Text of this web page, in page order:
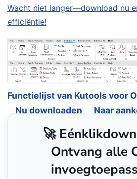
Wacht niet langer—download nu
efficiëntie!
Functielijst van Kutools voor
Nu downloaden
Naar
🚀
Ontvang alle